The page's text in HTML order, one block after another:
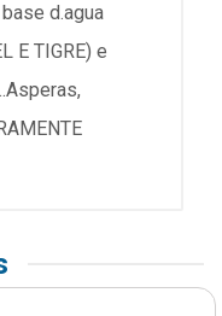
base d.agua
E TIGRE) e